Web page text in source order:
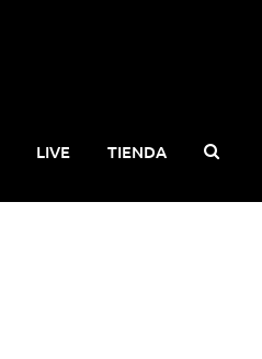
LIVE TIENDA